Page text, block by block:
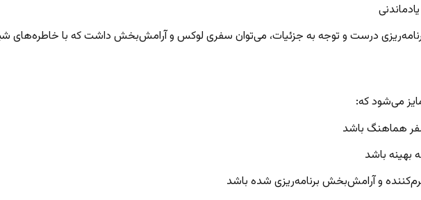
درست و توجه به جزئیات، می‌توان سفری لوکس و آرامش‌بخش داشت که با خاطره‌های
می‌شود که:
هماهنگ باشد
بهینه باشد
و آرامش‌بخش برنامه‌ریزی شده باشد